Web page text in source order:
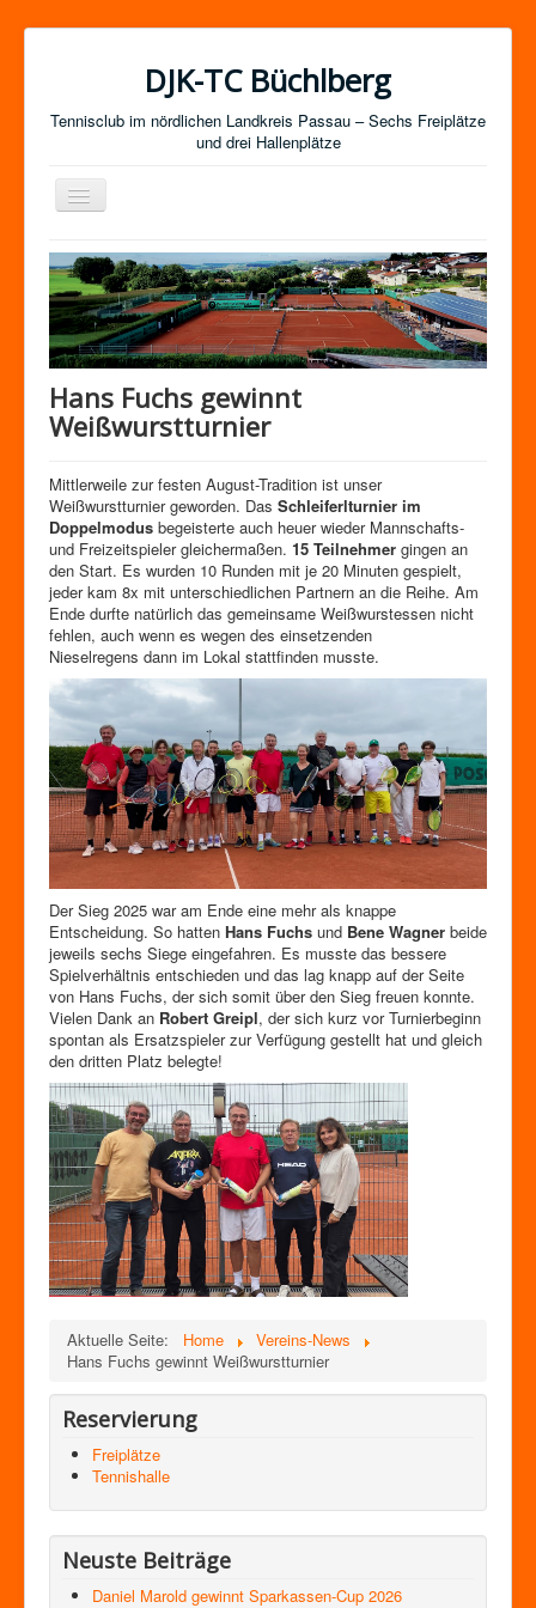
DJK-TC Büchlberg
Tennisclub im nördlichen Landkreis Passau – Sechs Freiplätze
und drei Hallenplätze
Navigation
an/aus
News
Termine
Mitgliedschaft / Kurse
Newsletter-Anmeldung
Mannschaften
Impressum
Zutrittskontrolle
Förderverein
Hans Fuchs gewinnt
Weißwurstturnier
Mittlerweile zur festen August-Tradition ist unser
Weißwurstturnier geworden. Das Schleiferlturnier im
Doppelmodus begeisterte auch heuer wieder Mannschafts-
und Freizeitspieler gleichermaßen. 15 Teilnehmer gingen an
den Start. Es wurden 10 Runden mit je 20 Minuten gespielt,
jeder kam 8x mit unterschiedlichen Partnern an die Reihe. Am
Ende durfte natürlich das gemeinsame Weißwurstessen nicht
fehlen, auch wenn es wegen des einsetzenden
Nieselregens dann im Lokal stattfinden musste.
Der Sieg 2025 war am Ende eine mehr als knappe
Entscheidung. So hatten Hans Fuchs und Bene Wagner beide
jeweils sechs Siege eingefahren. Es musste das bessere
Spielverhältnis entschieden und das lag knapp auf der Seite
von Hans Fuchs, der sich somit über den Sieg freuen konnte.
Vielen Dank an Robert Greipl, der sich kurz vor Turnierbeginn
spontan als Ersatzspieler zur Verfügung gestellt hat und gleich
den dritten Platz belegte!
Aktuelle Seite: Home
Vereins-News
Hans Fuchs gewinnt Weißwurstturnier
Reservierung
Freiplätze
Tennishalle
Neuste Beiträge
Daniel Marold gewinnt Sparkassen-Cup 2026